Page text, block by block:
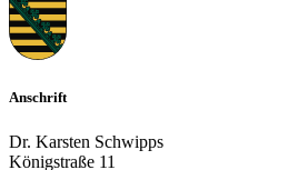
Anschrift
Dr. Karsten Schwipps
Königstraße 11